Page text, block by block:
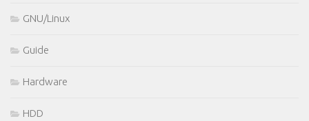
GNU/Linux
Guide
Hardware
HDD